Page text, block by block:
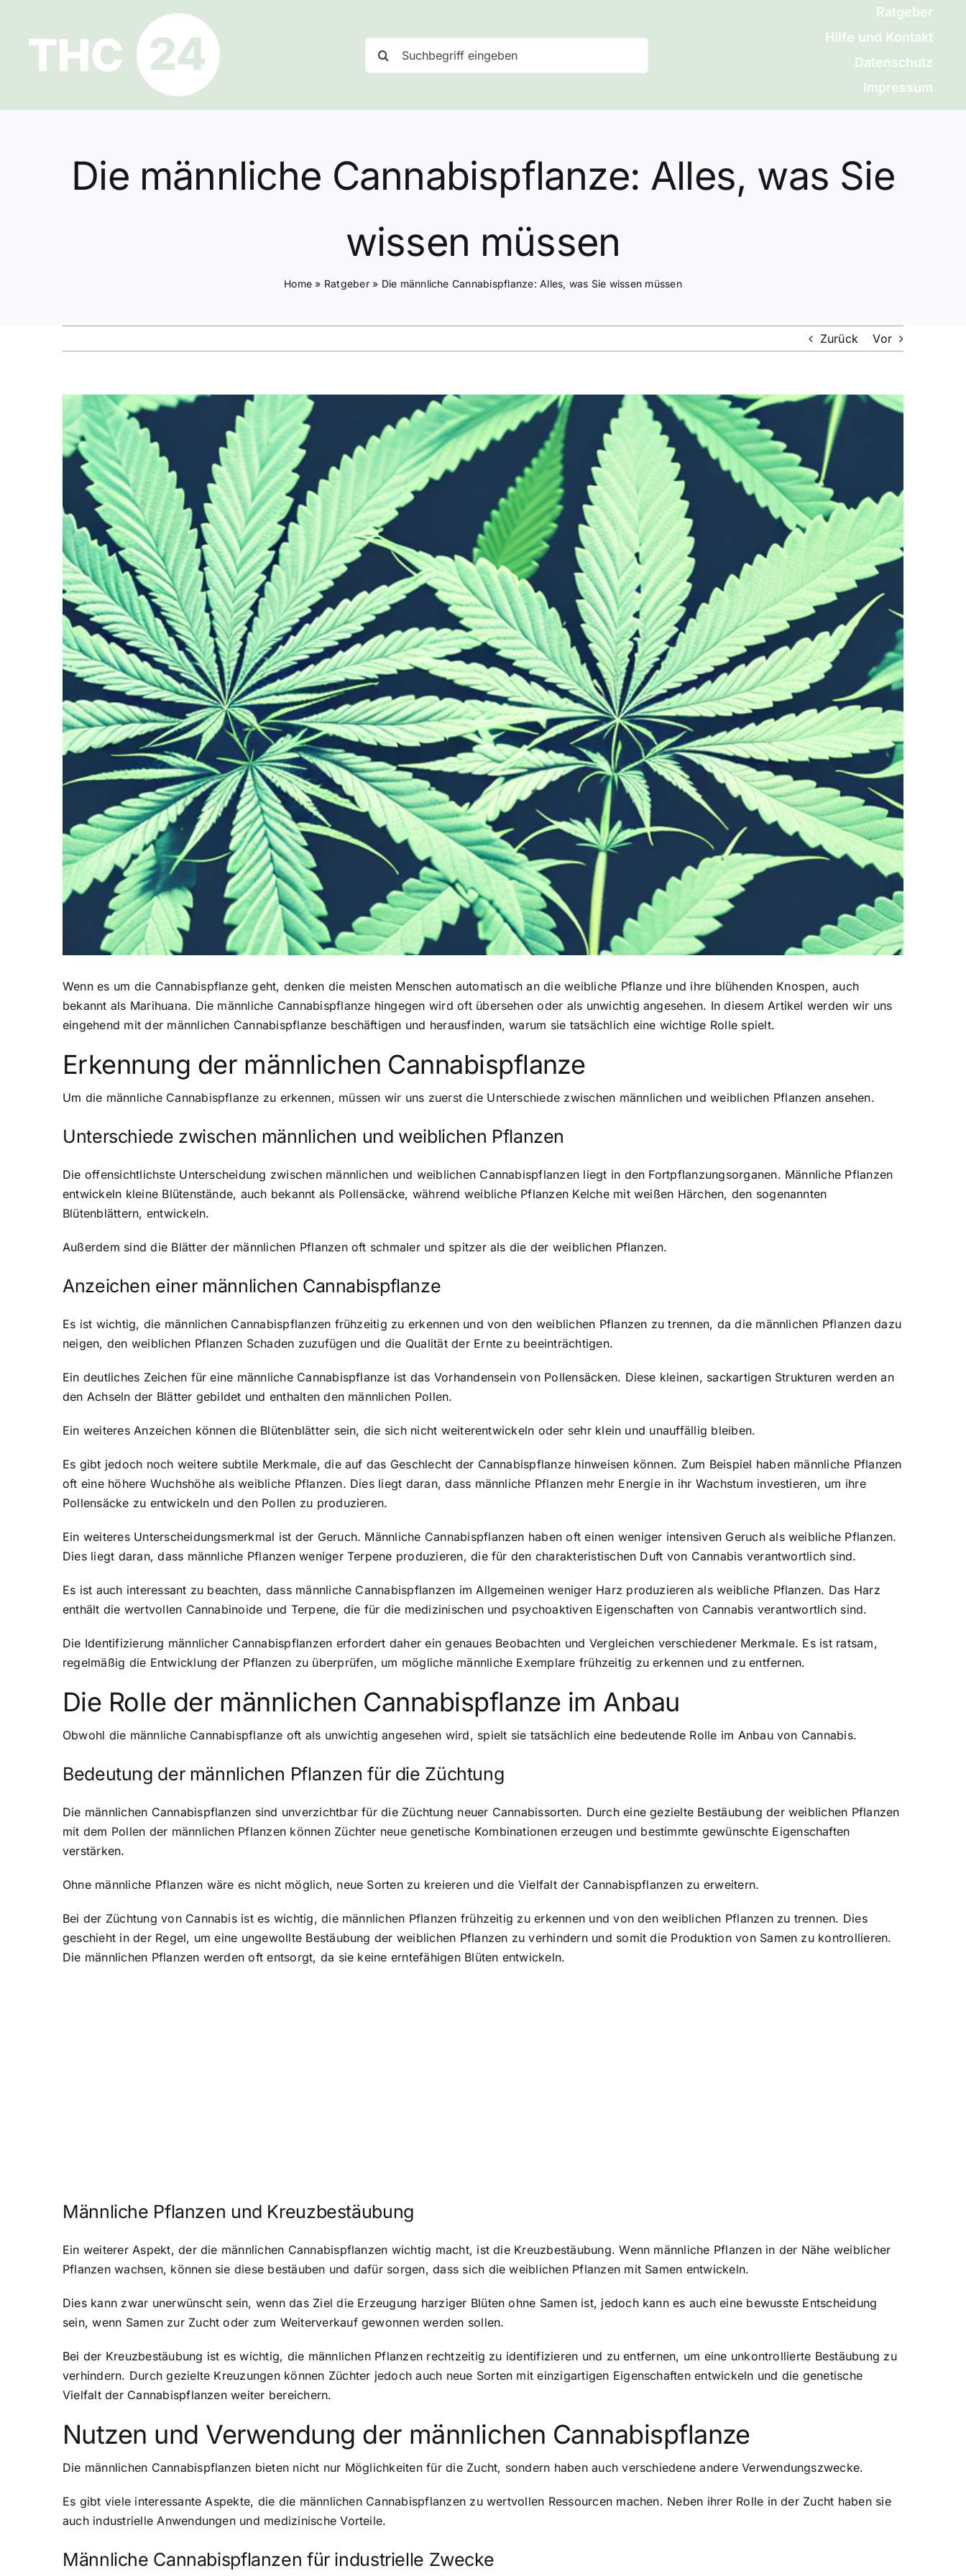
springen
nach:
Ratgeber
Hilfe und Kontakt
Datenschutz
Impressum
Die männliche Cannabispflanze: Alles, was Sie
wissen müssen
Home » Ratgeber» Die männliche Cannabispflanze: Alles, was Sie wissen müssen
Zurück Vor
Zeige
grösseres
Bild
Wenn es um die Cannabispflanze geht, denken die meisten Menschen automatisch an die weibliche Pflanze und ihre blühenden Knospen, auch
bekannt als Marihuana. Die männliche Cannabispflanze hingegen wird oft übersehen oder als unwichtig angesehen. In diesem Artikel werden wir uns
eingehend mit der männlichen Cannabispflanze beschäftigen und herausfinden, warum sie tatsächlich eine wichtige Rolle spielt.
Erkennung der männlichen Cannabispflanze
Um die männliche Cannabispflanze zu erkennen, müssen wir uns zuerst die Unterschiede zwischen männlichen und weiblichen Pflanzen ansehen.
Unterschiede zwischen männlichen und weiblichen Pflanzen
Die offensichtlichste Unterscheidung zwischen männlichen und weiblichen Cannabispflanzen liegt in den Fortpflanzungsorganen. Männliche Pflanzen
entwickeln kleine Blütenstände, auch bekannt als Pollensäcke, während weibliche Pflanzen Kelche mit weißen Härchen, den sogenannten
Blütenblättern, entwickeln.
Außerdem sind die Blätter der männlichen Pflanzen oft schmaler und spitzer als die der weiblichen Pflanzen.
Anzeichen einer männlichen Cannabispflanze
Es ist wichtig, die männlichen Cannabispflanzen frühzeitig zu erkennen und von den weiblichen Pflanzen zu trennen, da die männlichen Pflanzen dazu
neigen, den weiblichen Pflanzen Schaden zuzufügen und die Qualität der Ernte zu beeinträchtigen.
Ein deutliches Zeichen für eine männliche Cannabispflanze ist das Vorhandensein von Pollensäcken. Diese kleinen, sackartigen Strukturen werden an
den Achseln der Blätter gebildet und enthalten den männlichen Pollen.
Ein weiteres Anzeichen können die Blütenblätter sein, die sich nicht weiterentwickeln oder sehr klein und unauffällig bleiben.
Es gibt jedoch noch weitere subtile Merkmale, die auf das Geschlecht der Cannabispflanze hinweisen können. Zum Beispiel haben männliche Pflanzen
oft eine höhere Wuchshöhe als weibliche Pflanzen. Dies liegt daran, dass männliche Pflanzen mehr Energie in ihr Wachstum investieren, um ihre
Pollensäcke zu entwickeln und den Pollen zu produzieren.
Ein weiteres Unterscheidungsmerkmal ist der Geruch. Männliche Cannabispflanzen haben oft einen weniger intensiven Geruch als weibliche Pflanzen.
Dies liegt daran, dass männliche Pflanzen weniger Terpene produzieren, die für den charakteristischen Duft von Cannabis verantwortlich sind.
Es ist auch interessant zu beachten, dass männliche Cannabispflanzen im Allgemeinen weniger Harz produzieren als weibliche Pflanzen. Das Harz
enthält die wertvollen Cannabinoide und Terpene, die für die medizinischen und psychoaktiven Eigenschaften von Cannabis verantwortlich sind.
Die Identifizierung männlicher Cannabispflanzen erfordert daher ein genaues Beobachten und Vergleichen verschiedener Merkmale. Es ist ratsam,
regelmäßig die Entwicklung der Pflanzen zu überprüfen, um mögliche männliche Exemplare frühzeitig zu erkennen und zu entfernen.
Die Rolle der männlichen Cannabispflanze im Anbau
Obwohl die männliche Cannabispflanze oft als unwichtig angesehen wird, spielt sie tatsächlich eine bedeutende Rolle im Anbau von Cannabis.
Bedeutung der männlichen Pflanzen für die Züchtung
Die männlichen Cannabispflanzen sind unverzichtbar für die Züchtung neuer Cannabissorten. Durch eine gezielte Bestäubung der weiblichen Pflanzen
mit dem Pollen der männlichen Pflanzen können Züchter neue genetische Kombinationen erzeugen und bestimmte gewünschte Eigenschaften
verstärken.
Ohne männliche Pflanzen wäre es nicht möglich, neue Sorten zu kreieren und die Vielfalt der Cannabispflanzen zu erweitern.
Bei der Züchtung von Cannabis ist es wichtig, die männlichen Pflanzen frühzeitig zu erkennen und von den weiblichen Pflanzen zu trennen. Dies
geschieht in der Regel, um eine ungewollte Bestäubung der weiblichen Pflanzen zu verhindern und somit die Produktion von Samen zu kontrollieren.
Die männlichen Pflanzen werden oft entsorgt, da sie keine erntefähigen Blüten entwickeln.
Männliche Pflanzen und Kreuzbestäubung
Ein weiterer Aspekt, der die männlichen Cannabispflanzen wichtig macht, ist die Kreuzbestäubung. Wenn männliche Pflanzen in der Nähe weiblicher
Pflanzen wachsen, können sie diese bestäuben und dafür sorgen, dass sich die weiblichen Pflanzen mit Samen entwickeln.
Dies kann zwar unerwünscht sein, wenn das Ziel die Erzeugung harziger Blüten ohne Samen ist, jedoch kann es auch eine bewusste Entscheidung
sein, wenn Samen zur Zucht oder zum Weiterverkauf gewonnen werden sollen.
Bei der Kreuzbestäubung ist es wichtig, die männlichen Pflanzen rechtzeitig zu identifizieren und zu entfernen, um eine unkontrollierte Bestäubung zu
verhindern. Durch gezielte Kreuzungen können Züchter jedoch auch neue Sorten mit einzigartigen Eigenschaften entwickeln und die genetische
Vielfalt der Cannabispflanzen weiter bereichern.
Nutzen und Verwendung der männlichen Cannabispflanze
Die männlichen Cannabispflanzen bieten nicht nur Möglichkeiten für die Zucht, sondern haben auch verschiedene andere Verwendungszwecke.
Es gibt viele interessante Aspekte, die die männlichen Cannabispflanzen zu wertvollen Ressourcen machen. Neben ihrer Rolle in der Zucht haben sie
auch industrielle Anwendungen und medizinische Vorteile.
Männliche Cannabispflanzen für industrielle Zwecke